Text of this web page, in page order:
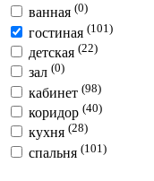
ванная (0)
гостиная (101)
детская (22)
зал (0)
кабинет (98)
коридор (40)
кухня (28)
спальня (101)